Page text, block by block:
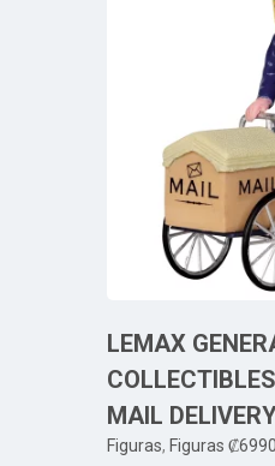
LEMAX
MAIL
Figuras, Figuras